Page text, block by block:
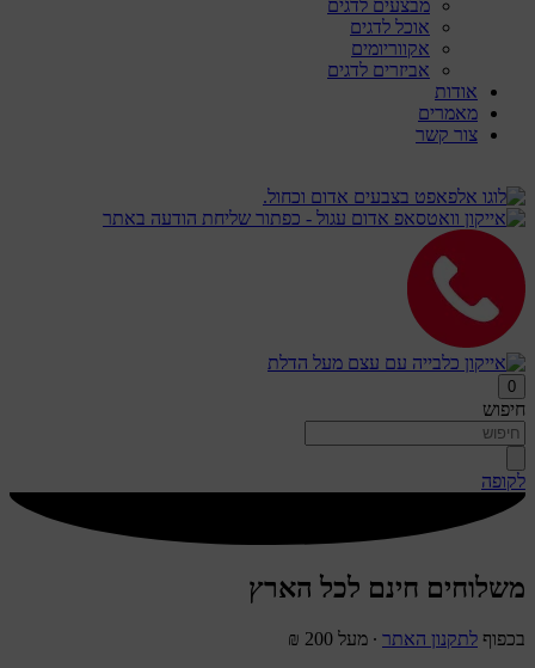
מבצעים לדגים
אוכל לדגים
אקווריומים
אביזרים לדגים
אודות
מאמרים
צור קשר
0
חיפוש
לקופה
משלוחים חינם לכל הארץ
בכפוף לתקנון האתר ∙ מעל 200 ₪